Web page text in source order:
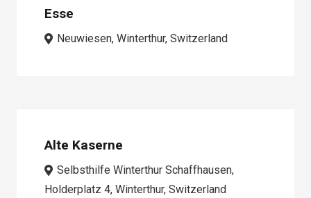
Esse
Neuwiesen, Winterthur, Switzerland
Alte Kaserne
Selbsthilfe Winterthur Schaffhausen,
Holderplatz 4, Winterthur, Switzerland